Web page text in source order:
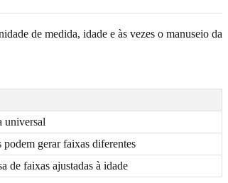
de medida, idade e às vezes o manuseio da
universal
gerar faixas diferentes
de faixas ajustadas à idade